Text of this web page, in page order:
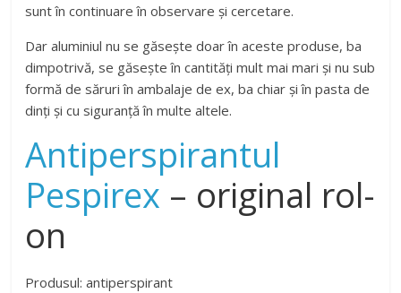
sunt în continuare în observare și cercetare.
Dar aluminiul nu se găsește doar în aceste produse, ba
dimpotrivă, se găsește în cantități mult mai mari și nu sub
formă de săruri în ambalaje de ex, ba chiar și în pasta de
dinți și cu siguranță în multe altele.
Antiperspirantul
Pespirex – original rol-
on
Produsul: antiperspirant